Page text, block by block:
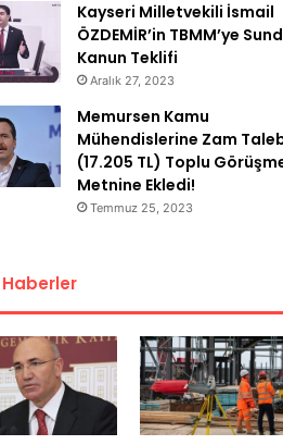
Kayseri Milletvekili İsmail
ÖZDEMİR’in TBMM’ye
Kanun Teklifi
Aralık 27, 2023
Memursen Kamu
Mühendislerine Zam
(17.205 TL) Toplu
Metnine Ekledi!
Temmuz 25, 2023
Haberler